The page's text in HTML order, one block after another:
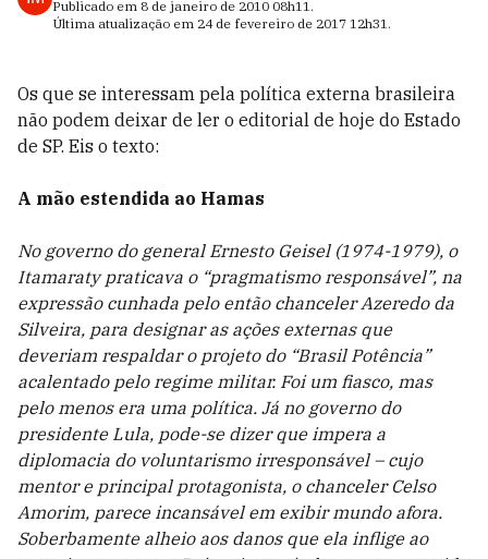
Publicado em 8 de janeiro de 2010 08h11.
Última atualização em 24 de fevereiro de 2017 12h31.
Os que se interessam pela política externa brasileira
não podem deixar de ler o editorial de hoje do Estado
de SP. Eis o texto:
A mão estendida ao Hamas
No governo do general Ernesto Geisel (1974-1979), o
Itamaraty praticava o “pragmatismo responsável”, na
expressão cunhada pelo então chanceler Azeredo da
Silveira, para designar as ações externas que
deveriam respaldar o projeto do “Brasil Potência”
acalentado pelo regime militar. Foi um fiasco, mas
pelo menos era uma política. Já no governo do
presidente Lula, pode-se dizer que impera a
diplomacia do voluntarismo irresponsável – cujo
mentor e principal protagonista, o chanceler Celso
Amorim, parece incansável em exibir mundo afora.
Soberbamente alheio aos danos que ela inflige ao